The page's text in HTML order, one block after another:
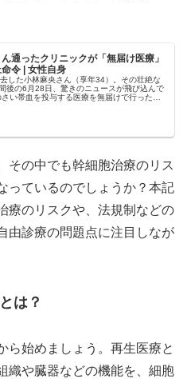
通ったクリニックが「無届け医療」
令 | 女性自身
した小林麻央さん（享年34）。その壮絶な
後の6月28日、驚きのニュースが飛び込んで
い帯血を投与する医療を無届けで行ったと
その中でも幹細胞治療のリス
っているのでしょうか？本記
療のリスクや、法規制などの
由診療の問題点に注目しなが
は？
ら始めましょう。再生医療と
織や臓器などの機能を、細胞